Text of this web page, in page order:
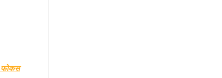
फोकस